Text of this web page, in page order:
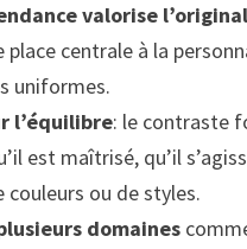
valorise
place centrale à la
uniformes.
l’équilibre: le contraste
est maîtrisé, qu’il
couleurs ou de styles.
domaines